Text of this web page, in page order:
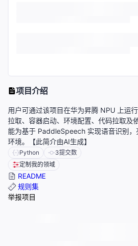
项目介绍
用户可通过该项目在华为昇腾 NPU 上运
拉取、容器启动、环境配置、代码拉取及
能为基于 PaddleSpeech 实现语音识别
环境。【此简介由AI生成】
Python 3提交数
定制我的领域
README
规则集
举报项目